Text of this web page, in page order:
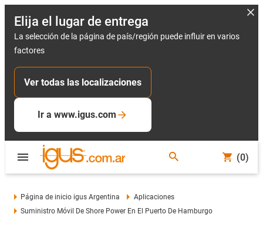
Elija el lugar de entrega
La selección de la página de país/región puede influir en varios
factores
Ver todas las localizaciones
Ir a www.igus.com
(0)
Página de inicio igus Argentina
Aplicaciones
Suministro Móvil De Shore Power En El Puerto De Hamburgo